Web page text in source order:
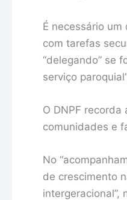
É necessário
com tarefas
“delegando” se
serviço
O DNPF
comunidades e
No
de crescimento
intergeracional”,